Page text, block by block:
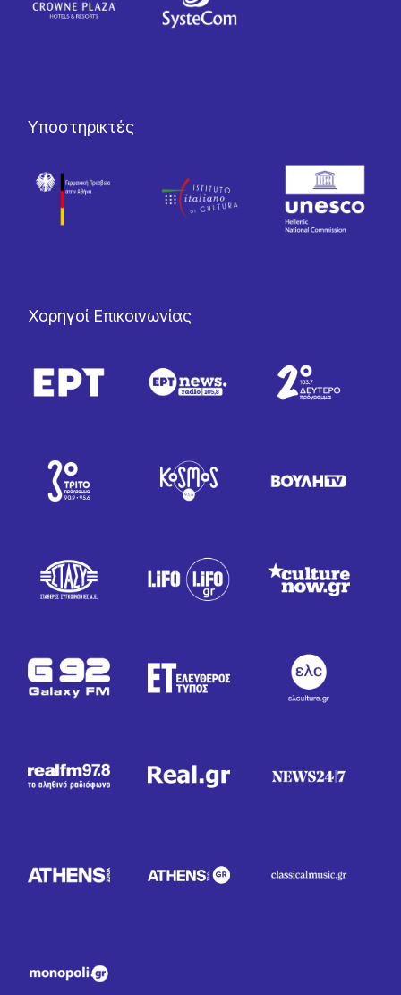
Υποστηρικτές
Χορηγοί Επικοινωνίας